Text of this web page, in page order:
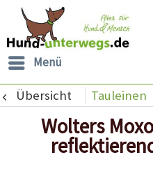
Menü
Übersicht Tauleinen
Wolters